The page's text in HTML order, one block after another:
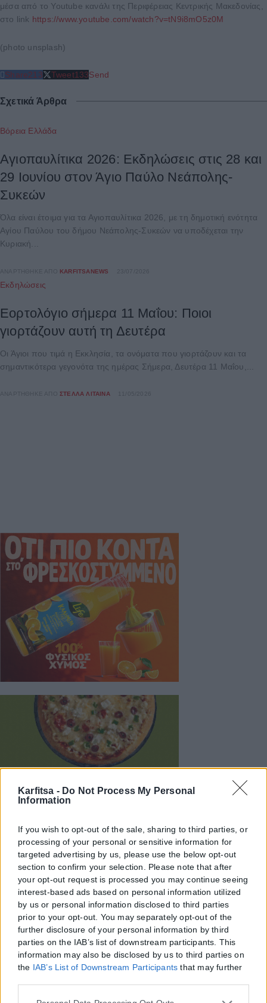
Karfitsa - Do Not Process My Personal
Information
If you wish to opt-out of the sale, sharing to third parties, or
processing of your personal or sensitive information for
targeted advertising by us, please use the below opt-out
section to confirm your selection. Please note that after
your opt-out request is processed you may continue seeing
interest-based ads based on personal information utilized
by us or personal information disclosed to third parties
prior to your opt-out. You may separately opt-out of the
further disclosure of your personal information by third
parties on the IAB’s list of downstream participants. This
information may also be disclosed by us to third parties on
the IAB’s List of Downstream Participants that may further
Please note that this website/app uses one or more Google
μέσα από το Youtube κανάλι της Περιφέρειας Κεντρικής Μακεδονίας,
στο link https://www.youtube.com/watch?v=tN9i8mO5z0M
(photo unsplash)
Share213 Tweet133Send
Σχετικά Άρθρα
Βόρεια Ελλάδα
Αγιοπαυλίτικα 2026: Εκδηλώσεις στις 28 και
29 Ιουνίου στον Άγιο Παύλο Νεάπολης-
Συκεών
Όλα είναι έτοιμα για τα Αγιοπαυλίτικα 2026, με τη δημοτική ενότητα
Αγίου Παύλου του δήμου Νεάπολης-Συκεών να υποδέχεται την
Κυριακή...
ΑΝΑΡΤΉΘΗΚΕ ΑΠΌ KARFITSANEWS
Εκδηλώσεις
Εορτολόγιο σήμερα 11 Μαΐου: Ποιοι
γιορτάζουν αυτή τη Δευτέρα
Οι Άγιοι που τιμά η Εκκλησία, τα ονόματα που γιορτάζουν και τα
σημαντικότερα γεγονότα της ημέρας Σήμερα, Δευτέρα 11 Μαΐου,...
ΑΝΑΡΤΉΘΗΚΕ ΑΠΌ ΣΤΈΛΛΑ ΛΊΤΑΙΝΑ